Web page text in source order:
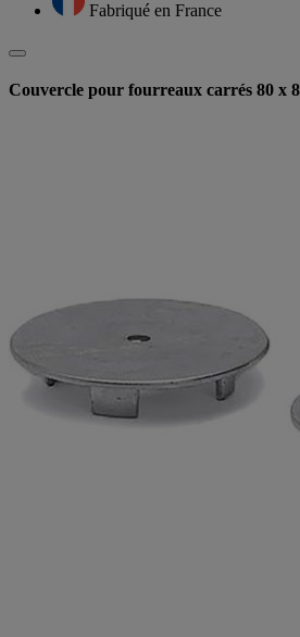
Fabriqué en France
Couvercle pour fourreaux carrés 80 x